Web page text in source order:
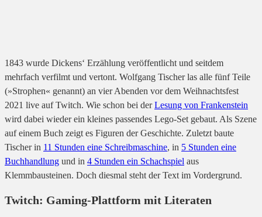
1843 wurde Dickens‘ Erzählung veröffentlicht und seitdem
mehrfach verfilmt und vertont. Wolfgang Tischer las alle fünf Teile
(»Strophen« genannt) an vier Abenden vor dem Weihnachtsfest
2021 live auf Twitch. Wie schon bei derLesung von Frankenstein
wird dabei wieder ein kleines passendes Lego-Set gebaut. Als Szene
auf einem Buch zeigt es Figuren der Geschichte. Zuletzt baute
Tischer in 11 Stunden eine Schreibmaschine, in 5 Stunden eine
Buchhandlung und in 4 Stunden ein Schachspiel aus
Klemmbausteinen. Doch diesmal steht der Text im Vordergrund.
Twitch: Gaming-Plattform mit Literaten